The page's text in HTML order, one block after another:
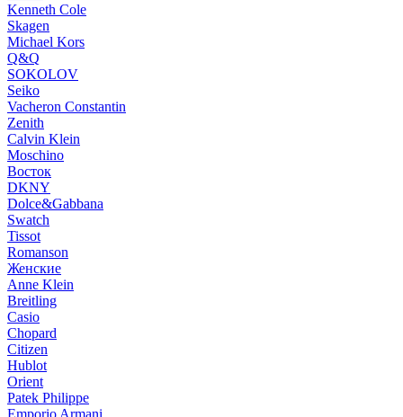
Kenneth Cole
Skagen
Michael Kors
Q&Q
SOKOLOV
Seiko
Vacheron Constantin
Zenith
Calvin Klein
Moschino
Восток
DKNY
Dolce&Gabbana
Swatch
Tissot
Romanson
Женские
Anne Klein
Breitling
Casio
Chopard
Citizen
Hublot
Orient
Patek Philippe
Emporio Armani